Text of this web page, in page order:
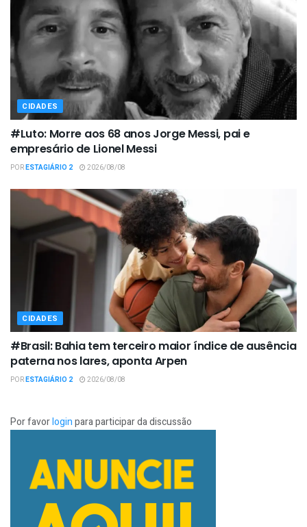
CIDADES
#Luto: Morre aos 68 anos Jorge Messi, pai e
empresário de Lionel Messi
PORESTAGIÁRIO 2 2026/08/08
CIDADES
#Brasil: Bahia tem terceiro maior índice de ausência
paterna nos lares, aponta Arpen
PORESTAGIÁRIO 2 2026/08/08
Por favorloginpara participar da discussão